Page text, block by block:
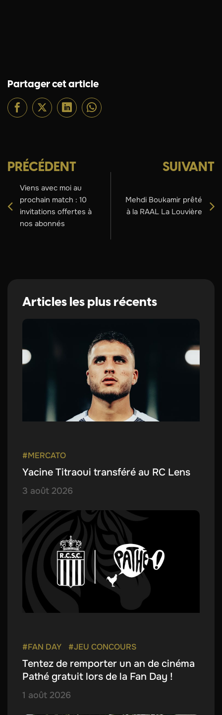
Partager cet article
PRÉCÉDENT
Viens avec moi au
prochain match : 10
invitations offertes à
nos abonnés
SUIVANT
Mehdi Boukamir prêté
à la RAAL La Louvière
Articles les plus récents
#MERCATO
Yacine Titraoui transféré au RC Lens
3 août 2026
#FAN DAY #JEU CONCOURS
Tentez de remporter un an de cinéma
Pathé gratuit lors de la Fan Day !
1 août 2026